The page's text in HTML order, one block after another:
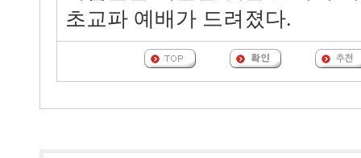
초교파 예배가 드려졌다.